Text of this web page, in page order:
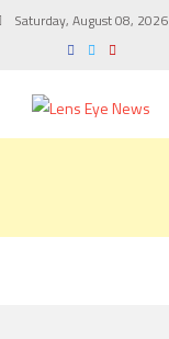
Saturday, August 08, 2026